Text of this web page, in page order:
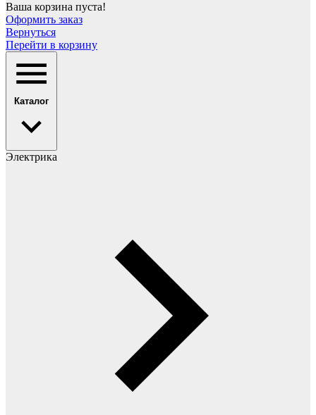
Ваша корзина пуста!
Оформить заказ
Вернуться
Перейти в корзину
Каталог
Электрика